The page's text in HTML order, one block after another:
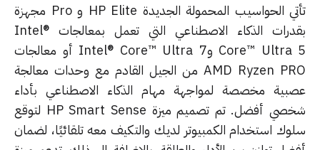
تأتي الحواسيب المحمولة الجديدة HP Elite و Pro مجهزة
بقدرات الذكاء الاصطناعي التي تعمل بمعالجات Intel®
Core™ Ultra 5 وIntel® Core™ Ultra 7 أو معالجات
AMD Ryzen PRO من الجيل القادم مع وحدات معالجة
مخصصة لمواجهة مهام الذكاء الاصطناعي بأداء
شخصي أفضل. تم تصميم ميزة HP Smart Sense لتوقع
استخدام الكمبيوتر لديك والتكيف معه تلقائيًا، لضمان